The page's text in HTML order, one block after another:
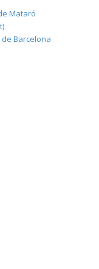
Mataró
Barcelona